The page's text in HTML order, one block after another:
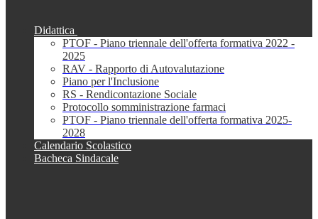
Didattica
PTOF - Piano triennale dell'offerta formativa 2022 -
2025
RAV - Rapporto di Autovalutazione
Piano per l'Inclusione
RS - Rendicontazione Sociale
Protocollo somministrazione farmaci
PTOF - Piano triennale dell'offerta formativa 2025-
2028
Calendario Scolastico
Bacheca Sindacale